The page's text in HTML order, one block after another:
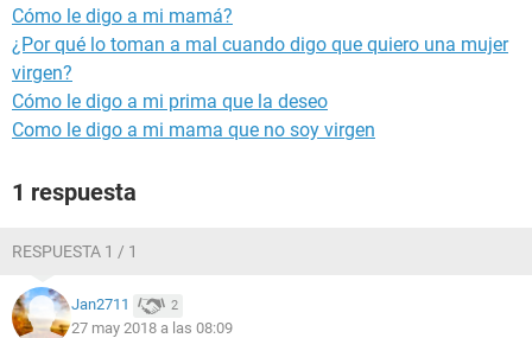
Cómo le digo a mi mamá?
¿Por qué lo toman a mal cuando digo que quiero una mujer
virgen?
Cómo le digo a mi prima que la deseo
Como le digo a mi mama que no soy virgen
1 respuesta
RESPUESTA 1 / 1
Jan2711 2
27 may 2018 a las 08:09